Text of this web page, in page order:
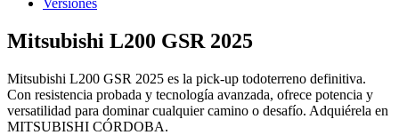
Versiones
Mitsubishi L200 GSR 2025
Mitsubishi L200 GSR 2025 es la pick-up todoterreno definitiva.
Con resistencia probada y tecnología avanzada, ofrece potencia y
versatilidad para dominar cualquier camino o desafío. Adquiérela en
MITSUBISHI CÓRDOBA.